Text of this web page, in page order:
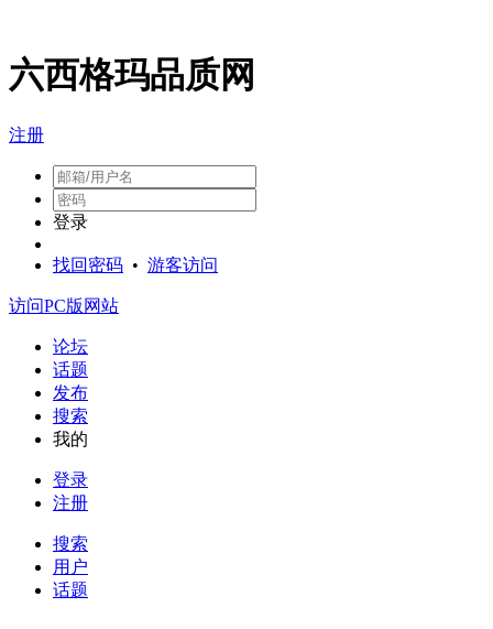
六西格玛品质网
注册
登录
找回密码 • 游客访问
访问PC版网站
论坛
话题
发布
搜索
我的
登录
注册
搜索
用户
话题